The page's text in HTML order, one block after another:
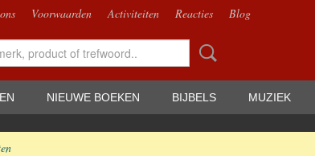
Voorwaarden Activiteiten Reacties Blog
NIEUWE BOEKEN BIJBELS MUZIEK